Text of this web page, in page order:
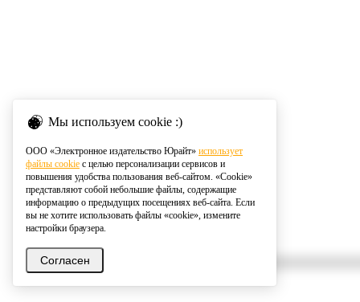
Мы используем cookie :)
ООО «Электронное издательство Юрайт» использует
файлы cookie с целью персонализации сервисов и
повышения удобства пользования веб-сайтом. «Cookie»
представляют собой небольшие файлы, содержащие
информацию о предыдущих посещениях веб-сайта. Если
вы не хотите использовать файлы «cookie», измените
настройки браузера.
Согласен